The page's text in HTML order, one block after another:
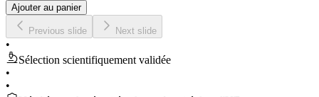
Ajouter au panier
Previous slide Next slide
•
Sélection scientifiquement validée
•
•